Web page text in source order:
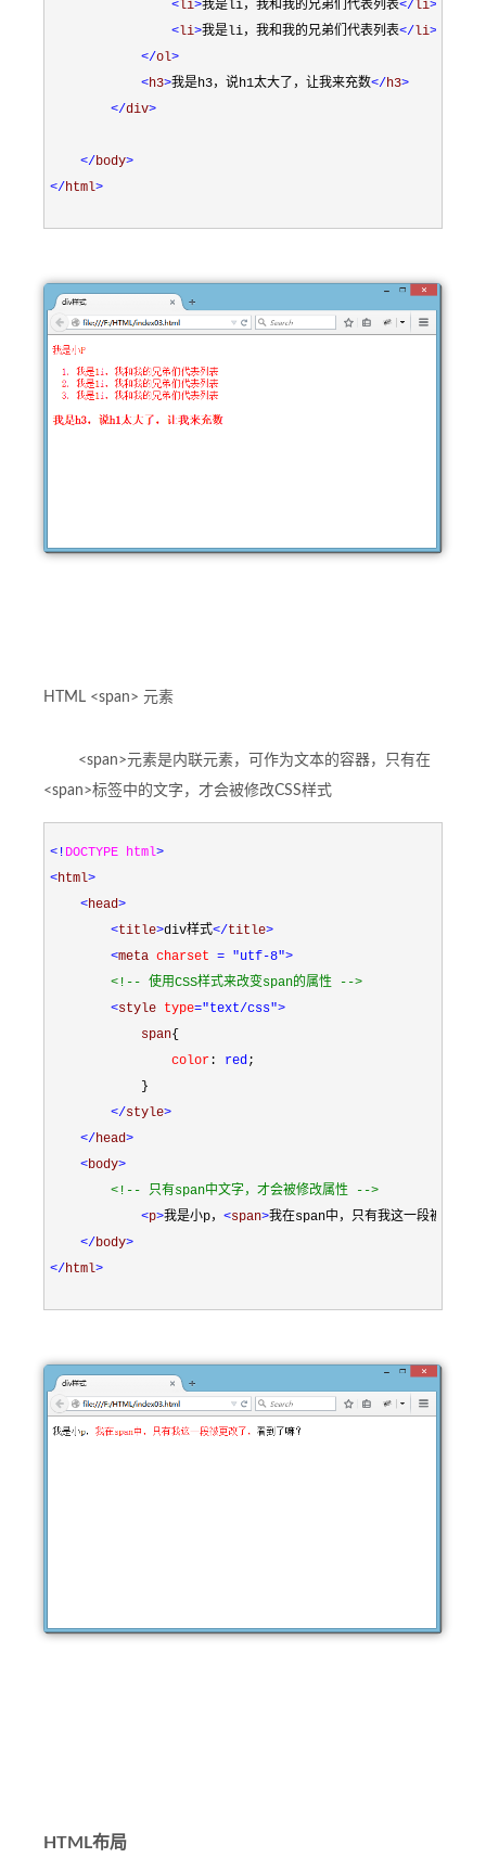
<li>我是li，我和我的兄弟们代表列表</ li>
<li>我是li，我和我的兄弟们代表列表</ li>
</ol>
<h3>我是h3，说h1太大了，让我来充数</h3>
</div>
</body>
</html>
HTML <span> 元素
<span>元素是内联元素，可作为文本的容器，只有在
<span>标签中的文字，才会被修改CSS样式
<! DOCTYPE html>
<html>
<head>
<title>div样式</title>
<meta charset = "utf-8">
<!-- 使用CSS样式来改变span的属性
-->
<style type="text/css">
            span
{
                color
: red ;
}
</style>
</head>
<body>
<!-- 只有span中文字，才会被修改属性
-->
<p>我是小p， <span>我在span中，只有我这一段被更改了
</body>
</html>
HTML布局